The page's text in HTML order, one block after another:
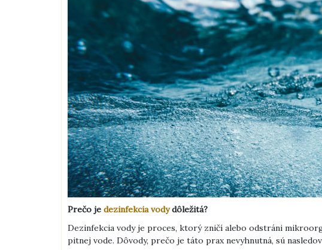
Prečo je dezinfekcia vodydôležitá?
Dezinfekcia vody je proces, ktorý zničí alebo odstráni
pitnej vode. Dôvody, prečo je táto prax nevyhnutná, sú